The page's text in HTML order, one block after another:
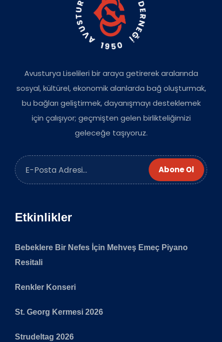
Avusturya Liselileri bir araya getirerek aralarında
sosyal, kültürel, ekonomik alanlarda bağ oluşturmak,
bu bağları geliştirmek, dayanışmayı desteklemek
için çalışıyor; geçmişten gelen birlikteliğimizi
geleceğe taşıyoruz.
Abone Ol
Etkinlikler
Bebeklere Bir Nefes İçin Mehveş Emeç Piyano
Resitali
Renkler Konseri
St. Georg Kermesi 2026
Strudeltag 2026